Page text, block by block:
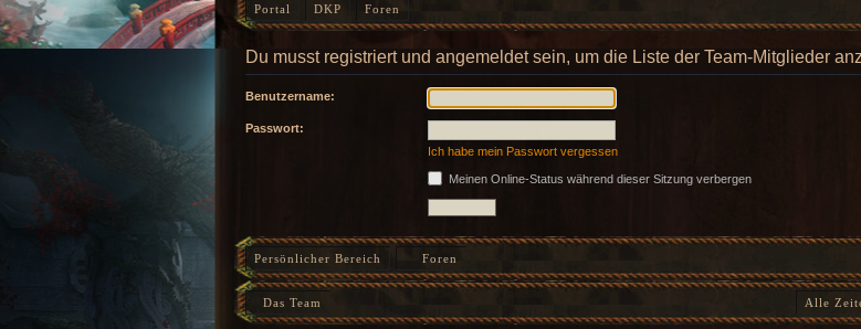
Portal DKP Foren
Du musst registriert und angemeldet sein, um die Liste der Team-Mitglieder
Benutzername:
Passwort:
Ich habe mein Passwort vergessen
Meinen Online-Status während dieser Sitzung verbergen
Persönlicher Bereich Foren
Das Team Alle